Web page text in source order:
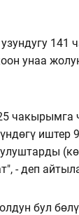
141
унаа
чакырымга
иштер
- деп
бул